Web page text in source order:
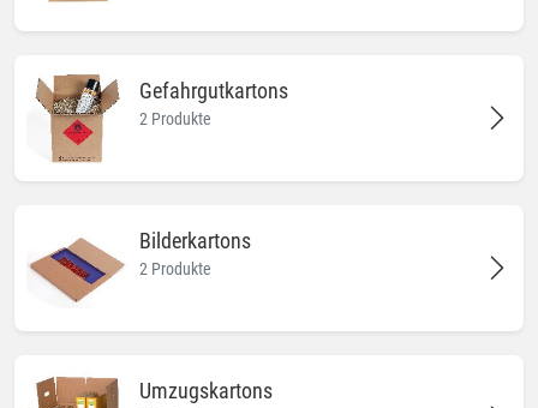
Gefahrgutkartons
2 Produkte
Bilderkartons
2 Produkte
Umzugskartons